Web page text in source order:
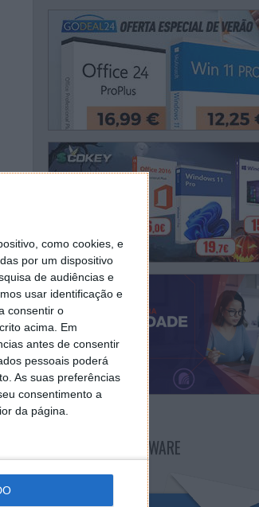
como cookies, e
por um dispositivo
de audiências e
usar identificação e
consentir o
acima. Em
antes de consentir
pessoais poderá
As suas preferências
consentimento a
da página.
NEWSLETTER PPLWARE